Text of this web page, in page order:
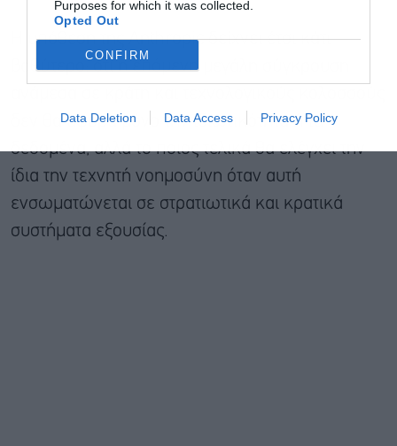
Purposes for which it was collected.
Opted Out
CONFIRM
Data Deletion Data Access Privacy Policy
Η υπόθεση της Anthropic δείχνει έτσι κάτι
βαθύτερο: ότι η επόμενη μεγάλη σύγκρουση
δεν θα αφορά μόνο την ιδιωτικότητα ή τα
δεδομένα, αλλά το ποιος τελικά θα ελέγχει την
ίδια την τεχνητή νοημοσύνη όταν αυτή
ενσωματώνεται σε στρατιωτικά και κρατικά
συστήματα εξουσίας.